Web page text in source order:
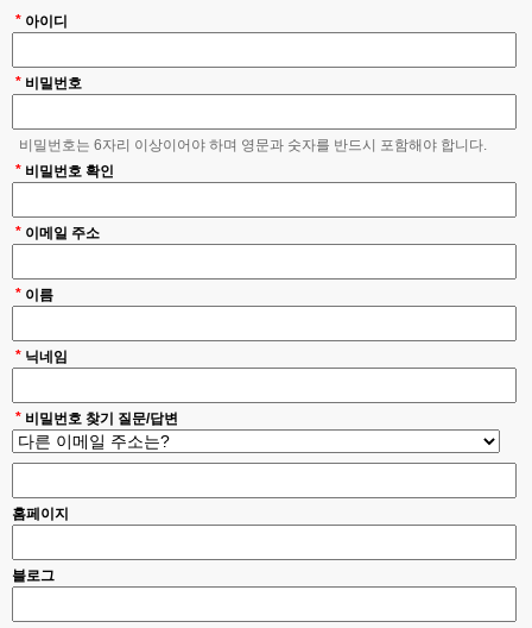
아이디
*
비밀번호
*
비밀번호는 6자리 이상이어야 하며 영문과 숫자를 반드시 포함해야 합니다.
비밀번호 확인
*
* 이메일 주소
* 이름
* 닉네임
* 비밀번호 찾기 질문/답변
홈페이지
블로그